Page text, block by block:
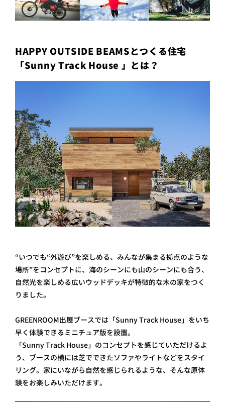
HAPPY OUTSIDE BEAMSとつくる住宅
「Sunny Track House 」とは？
“いつでも“外遊び”を楽しめる、みんなが集まる拠点のような
場所”をコンセプトに、海のシーンにも山のシーンにも合う、
自然光を楽しめる広いウッドデッキが特徴的な木の家をつく
りました。
GREENROOM出展ブースでは「Sunny Track House」をいち
早く体験できるミニチュア版を設置。
「Sunny Track House」のコンセプトを感じていただけるよ
う、ブースの横には芝でできたソファやライトなどをスタイ
リング。家にいながら自然を感じられるような、そんな原体
験をお楽しみいただけます。